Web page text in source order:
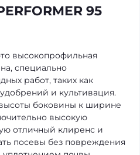
95
высокопрофильная
специально
работ, таких как
и культивация.
боковины к ширине
высокую
отличный клиренс и
посевы без повреждения